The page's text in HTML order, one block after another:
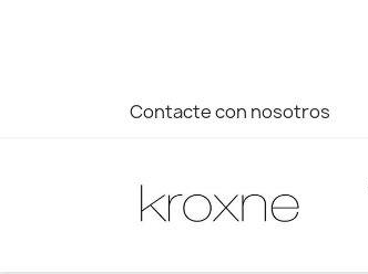
Contacte con nosotros